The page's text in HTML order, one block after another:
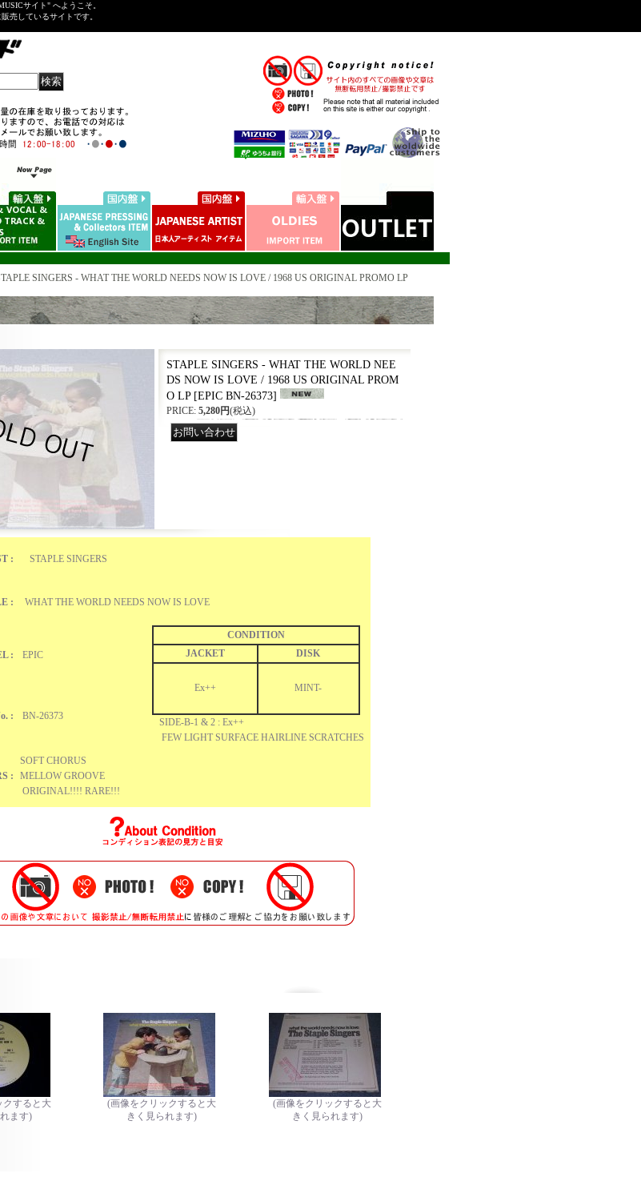
サイト" へようこそ。
販売しているサイトです。
SINGERS - WHAT THE WORLD NEEDS NOW IS LOVE / 1968 US ORIGINAL PROMO LP
STAPLE SINGERS - WHAT THE WORLD NEE
DS NOW IS LOVE / 1968 US ORIGINAL PROM
O LP [EPIC BN-26373]
PRICE: 5,280円(税込)
: STAPLE SINGERS
: WHAT THE WORLD NEEDS NOW IS LOVE
: EPIC
CONDITION
JACKET
DISK
Ex++ MINT-
SIDE-B-1 & 2 : Ex++
FEW LIGHT SURFACE HAIRLINE SCRATCHES
: BN-26373
:
SOFT CHORUS
MELLOW GROOVE
ORIGINAL!!!! RARE!!!
クすると大
ます)
(画像をクリックすると大
きく見られます)
(画像をクリックすると大
きく見られます)